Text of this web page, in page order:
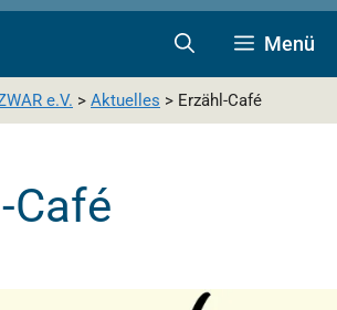
Menü
e.V. > Aktuelles > Erzähl-Café
Café